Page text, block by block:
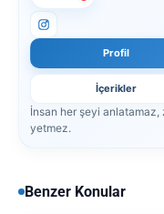
Profil
İçerikler
İnsan her şeyi
yetmez.
Benzer Konular